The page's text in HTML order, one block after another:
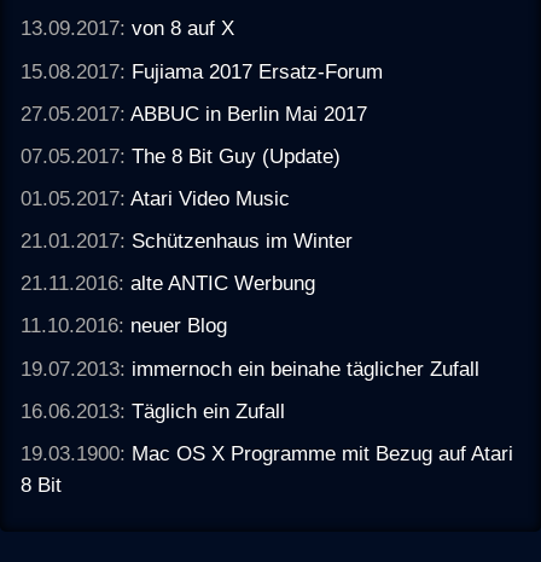
13.09.2017:von 8 auf X
15.08.2017: Fujiama 2017 Ersatz-Forum
27.05.2017:ABBUC in Berlin Mai 2017
07.05.2017:The 8 Bit Guy (Update)
01.05.2017:Atari Video Music
21.01.2017: Schützenhaus im Winter
21.11.2016:alte ANTIC Werbung
11.10.2016: neuer Blog
19.07.2013: immernoch ein beinahe täglicher Zufall
16.06.2013:Täglich ein Zufall
19.03.1900: Mac OS X Programme mit Bezug auf Atari
8 Bit